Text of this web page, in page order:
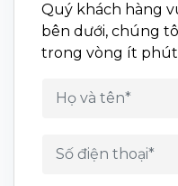
Quý khách hàng
bên dưới, chúng
trong vòng ít